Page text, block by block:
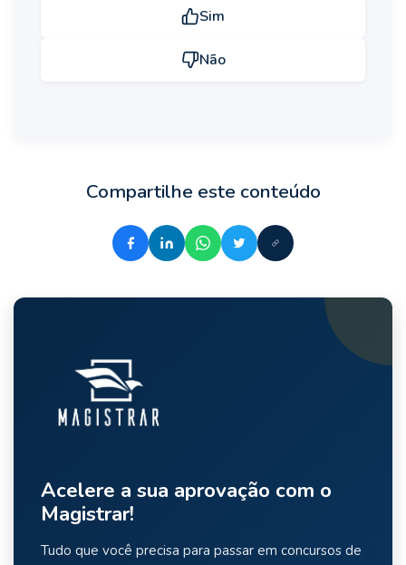
Sim
Não
Compartilhe este conteúdo
Acelere a sua aprovação com o
Magistrar!
Tudo que você precisa para passar em concursos de